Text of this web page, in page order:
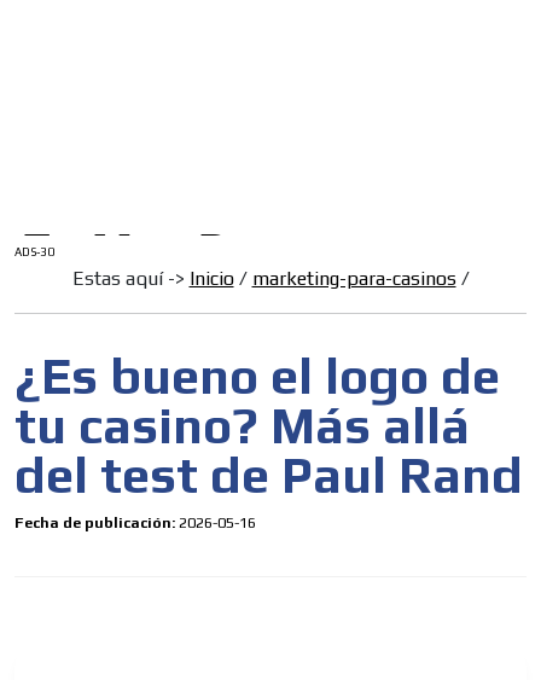
ADS-30
Estas aquí -> Inicio/ marketing-para-casinos/
¿Es bueno el logo de
tu casino? Más allá
del test de Paul Rand
Fecha de publicación: 2026-05-16